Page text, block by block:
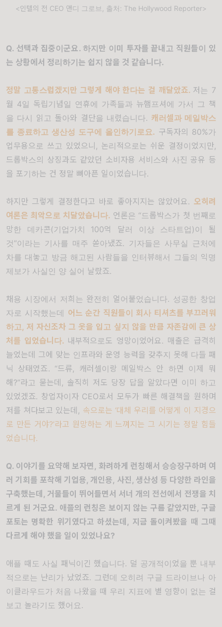
<인텔의 전 CEO 앤디 그로브, 출처: The Hollywood Reporter>
Q. 선택과 집중이군요. 하지만 이미 투자를 끝내고 직원들이 있
는 상황에서 정리하기는 쉽지 않을 것 같습니다.
정말 고통스럽겠지만 그렇게 해야 한다는 걸 깨달았죠. 저는 7
월 4일 독립기념일 연휴에 가족들과 뉴햄프셔에 가서 그 책
을 다시 읽고 돌아와 결단을 내렸습니다. 캐러셀과 메일박스
를 종료하고 생산성 도구에 올인하기로요. 구독자의 80%가
업무용으로 쓰고 있었으니 , 논리적으로는 쉬운 결정이었지만,
드롭박스의 상징과도 같았던 소비자용 서비스와 사진 공유 등
을 포기하는 건 정말 뼈아픈 일이었습니다.
하지만 그렇게 결정한다고 바로 좋아지지는 않았어요. 오히려
여론은 최악으로 치달았습니다. 언론은 “드롭박스가 첫 번째로
망한 데카콘(기업가치 100억 달러 이상 스타트업) 이 될
것”이라는 기사를 매주 쏟아냈죠. 기자들은 사무실 근처에
차를 대놓고 방금 해고된 사람들을 인터뷰해서 그들의 익명
제보가 사실인 양 실어 날랐죠.
채용 시장에서 저희는 완전히 얼어붙었습니다. 성공한 창업
자로 시작했는데 어느 순간 직원들이 회사 티셔츠를 부끄러워
하고 , 저 자신조차 그 옷을 입고 싶지 않을 만큼 자존감에 큰 상
처를 입었습니 다. 내부적으로도 엉망이었어요. 매출은 급격히
늘었는데 그에 맞는 인프라와 운영 능력을 갖추지 못해 다들 패
닉 상태였죠. “드류, 캐러셀이랑 메일박스 안 하면 이제 뭐
해?”라고 묻는데 , 솔직히 저도 당장 답을 알았다면 이미 하고
있었겠죠. 창업자이자 CEO로서 모두가 빠른 해결책을 원하며
저를 쳐다보고 있는데, 속으로는 ‘대체 우리를 어떻게 이 지경으
로 만든 거야?’라고 원망하는 게 느껴지는 그 시기는 정말 힘들
었습니다.
Q. 이야기를 요약해 보자면 , 화려하게 런칭해서 승승장구하며 여
러 기회를 포착해 기업용, 개인용, 사진 , 생산성 등 다양한 라인을
구축했는데 , 거물들이 뛰어들면서 서너 개의 전선에서 전쟁을 치
르게 된 거군요. 애플의 런칭은 보이지 않는 구름 같았지만, 구글
포토는 명확한 위기였다고 하셨는데 , 지금 돌이켜봤을 때 그때
다르게 해야 했을 일이 있었나요?
애플 때도 사실 패닉이긴 했습니다. 덜 공개적이었을 뿐 내부
적으로는 난리가 났었죠. 그런데 오히려 구글 드라이브나 아
이클라우드가 처음 나왔을 때 우리 지표에 별 영향이 없는 걸
보고 놀라기도 했어요 .